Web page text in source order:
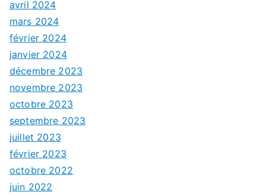
avril 2024
mars 2024
février 2024
janvier 2024
décembre 2023
novembre 2023
octobre 2023
septembre 2023
juillet 2023
février 2023
octobre 2022
juin 2022